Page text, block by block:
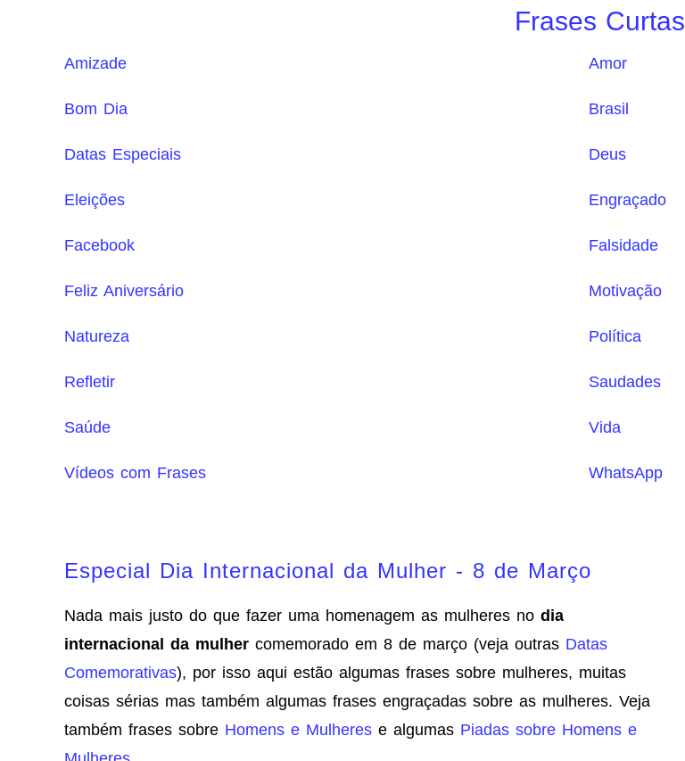
Frases Curtas
Amizade Amor
Bom Dia Brasil
Datas Especiais Deus
Eleições Engraçado
Facebook Falsidade
Feliz Aniversário Motivação
Natureza Política
Refletir Saudades
Saúde Vida
Vídeos com Frases WhatsApp
Especial Dia Internacional da Mulher - 8 de Março
Nada mais justo do que fazer uma homenagem as mulheres no dia
internacional da mulher comemorado em 8 de março (veja outras Datas
Comemorativas), por isso aqui estão algumas frases sobre mulheres, muitas
coisas sérias mas também algumas frases engraçadas sobre as mulheres. Veja
também frases sobre Homens e Mulheres e algumas Piadas sobre Homens e